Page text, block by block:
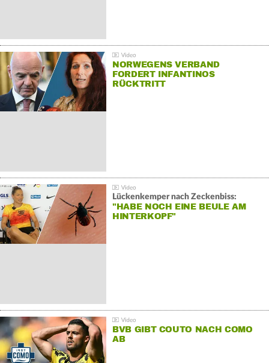
NORWEGENS VERBAND
FORDERT INFANTINOS
RÜCKTRITT
Lückenkemper nach Zeckenbiss:
"HABE NOCH EINE BEULE AM
HINTERKOPF"
BVB GIBT COUTO NACH COMO
AB